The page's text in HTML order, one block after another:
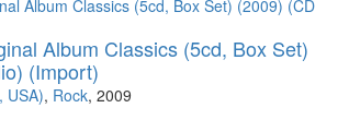
Album Classics (5cd, Box Set)
(Import)
USA), Rock, 2009